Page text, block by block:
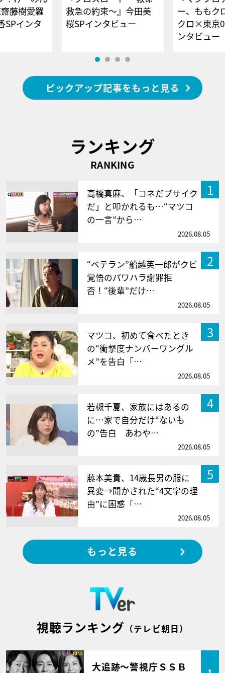
藤樹愛羅
SPインタ
救急の約束～』今田美
桜SPインタビュー
ー、ももク
クロ×東京
ンタビュー
ピックアップ記事をもっと見る
ランキング
RANKING
1
高橋真麻、「コネだブサイク
だ」と叩かれるも…“マツコ
の一言”から…
2026.08.05
2
“ベテラン”船越英一郎がクビ
覚悟のパワハラ謝罪拒
否！“後輩”だけ…
2026.08.05
3
マツコ、初めて食べたとき
の“衝撃度ナンバーワングル
メ”を告白「…
2026.08.05
4
若槻千夏、家族にはあるの
に…家で自分だけ“ないも
の”告白 あわや…
2026.08.05
5
藤本美貴、14歳長男の服に
異変→聞かされた“4文字の理
由”に困惑「…
2026.08.05
もっと見る
視聴ランキング （テレビ朝日）
大追跡～警視庁ＳＳＢ